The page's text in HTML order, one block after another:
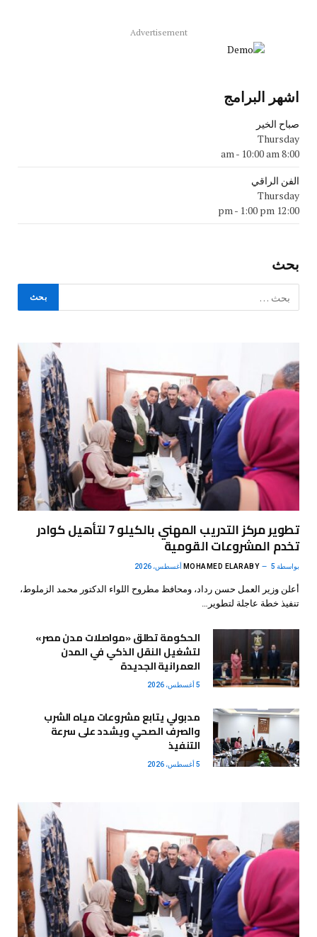
Advertisement
اشهر البرامج
صباح الخير
Thursday
8:00 am
- 10:00 am
الفن الراقي
Thursday
12:00 pm
- 1:00 pm
بحث
تطوير مركز التدريب المهني بالكيلو 7 لتأهيل كوادر
تخدم المشروعات القومية
بواسطة MOHAMED ELARABY 5 أغسطس، 2026
أعلن وزير العمل حسن رداد، ومحافظ مطروح اللواء الدكتور محمد الزملوط،
تنفيذ خطة عاجلة لتطوير…
الحكومة تطلق «مواصلات مدن مصر»
لتشغيل النقل الذكي في المدن
العمرانية الجديدة
5 أغسطس، 2026
مدبولي يتابع مشروعات مياه الشرب
والصرف الصحي ويشدد على سرعة
التنفيذ
5 أغسطس، 2026